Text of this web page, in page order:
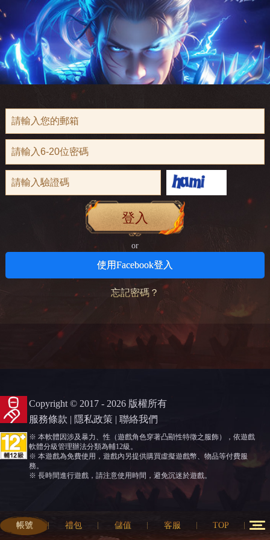
登入
or
使用Facebook登入
忘記密碼？
Copyright © 2017 - 2026 版權所有
服務條款 | 隱私政策 | 聯絡我們
※ 本軟體因涉及暴力、性（遊戲角色穿著凸顯性特徵之服飾），依遊戲
軟體分級管理辦法分類為輔12級。
※ 本遊戲為免費使用，遊戲內另提供購買虛擬遊戲幣、物品等付費服
務。
※ 長時間進行遊戲，請注意使用時間，避免沉迷於遊戲。
帳號 禮包 儲值 客服 TOP 12